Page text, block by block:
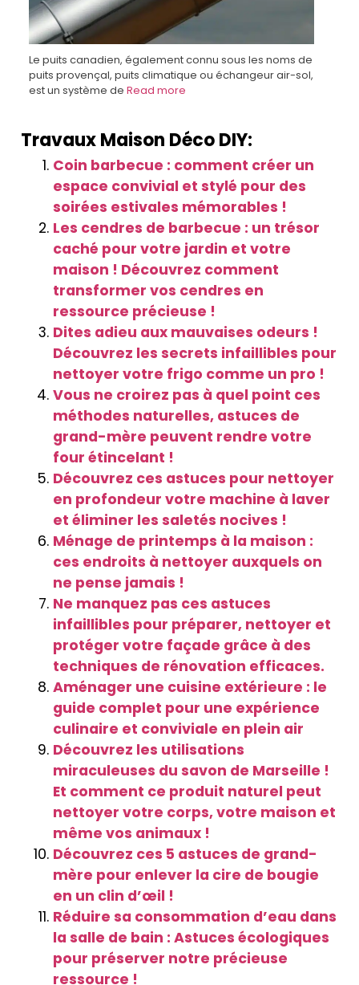
Le puits canadien, également connu sous les noms de
puits provençal, puits climatique ou échangeur air-sol,
est un système de Read more
Travaux Maison Déco DIY:
Coin barbecue : comment créer un
espace convivial et stylé pour des
soirées estivales mémorables !
Les cendres de barbecue : un trésor
caché pour votre jardin et votre
maison ! Découvrez comment
transformer vos cendres en
ressource précieuse !
Dites adieu aux mauvaises odeurs !
Découvrez les secrets infaillibles pour
nettoyer votre frigo comme un pro !
Vous ne croirez pas à quel point ces
méthodes naturelles, astuces de
grand-mère peuvent rendre votre
four étincelant !
Découvrez ces astuces pour nettoyer
en profondeur votre machine à laver
et éliminer les saletés nocives !
Ménage de printemps à la maison :
ces endroits à nettoyer auxquels on
ne pense jamais !
Ne manquez pas ces astuces
infaillibles pour préparer, nettoyer et
protéger votre façade grâce à des
techniques de rénovation efficaces.
Aménager une cuisine extérieure : le
guide complet pour une expérience
culinaire et conviviale en plein air
Découvrez les utilisations
miraculeuses du savon de Marseille !
Et comment ce produit naturel peut
nettoyer votre corps, votre maison et
même vos animaux !
Découvrez ces 5 astuces de grand-
mère pour enlever la cire de bougie
en un clin d’œil !
Réduire sa consommation d’eau dans
la salle de bain : Astuces écologiques
pour préserver notre précieuse
ressource !